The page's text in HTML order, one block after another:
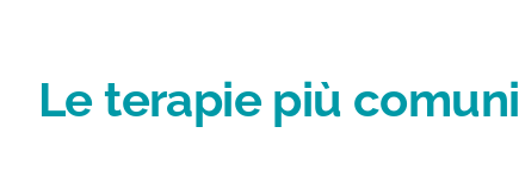
Le terapie più comuni